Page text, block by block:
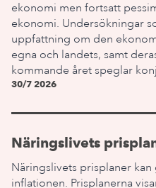
ekonomi men fortsatt
ekonomi. Undersökningar
uppfattning om den
egna och landets, samt
kommande året speglar
30/7 2026
Näringslivets
Näringslivets prisplaner
inflationen. Prisplanerna